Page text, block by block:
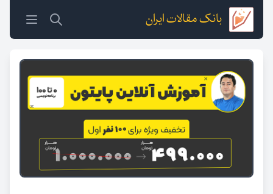
بانک مقالات ایران